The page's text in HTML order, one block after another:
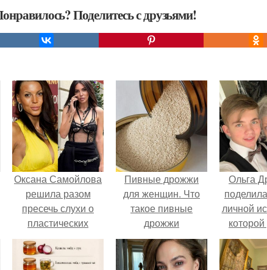
Поделитесь с друзьями!
Оксана Самойлова
решила разом
пресечь слухи о
пластических
операциях и
публично
прояснила
Пивные дрожжи
для женщин. Что
такое пивные
дрожжи
Ольга
личной
почти не